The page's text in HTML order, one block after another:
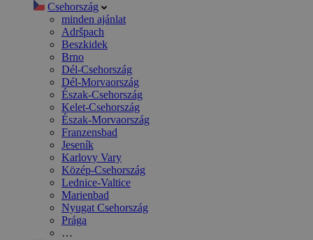
Csehország
minden ajánlat
Adršpach
Beszkidek
Brno
Dél-Csehország
Dél-Morvaország
Észak-Csehország
Kelet-Csehország
Észak-Morvaország
Franzensbad
Jeseník
Karlovy Vary
Közép-Csehország
Lednice-Valtice
Marienbad
Nyugat Csehország
Prága
…